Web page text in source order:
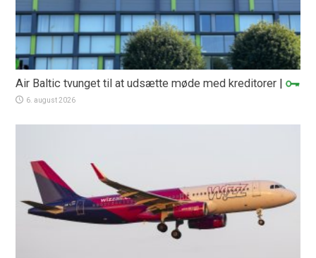
Air Baltic tvunget til at udsætte møde med kreditorer |
6. august 2026